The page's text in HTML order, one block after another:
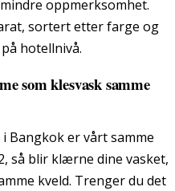
oppmerksomhet.
sortert etter farge og
hotellnivå.
som klesvask samme
Bangkok er vårt samme
så blir klærne dine vasket,
kveld. Trenger du det